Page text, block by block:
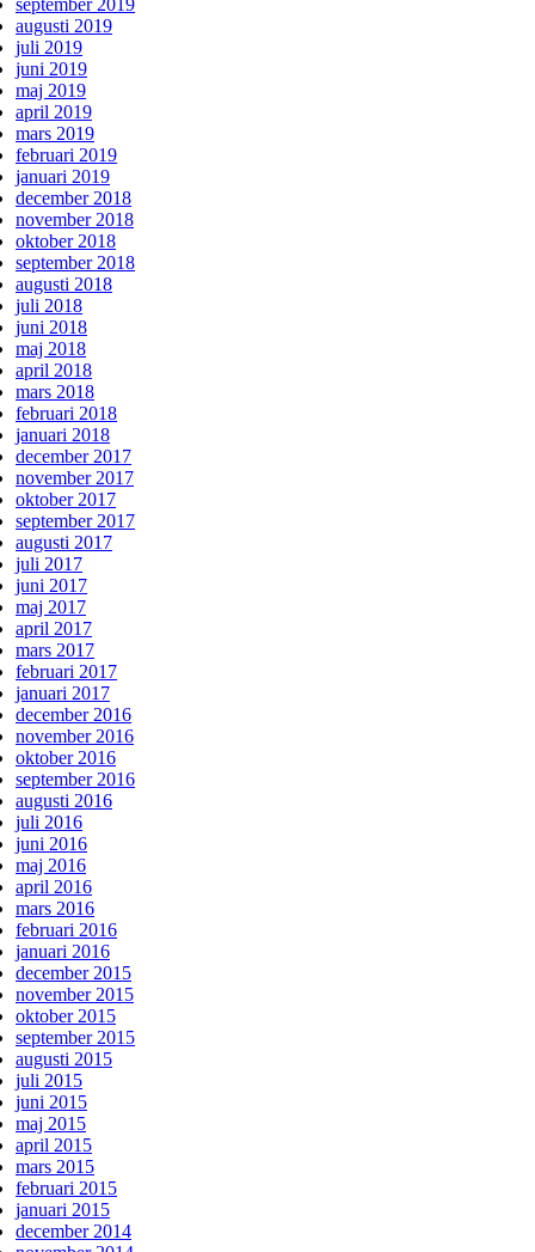
augusti 2019
juli 2019
juni 2019
maj 2019
april 2019
mars 2019
februari 2019
januari 2019
december 2018
november 2018
oktober 2018
september 2018
augusti 2018
juli 2018
juni 2018
maj 2018
april 2018
mars 2018
februari 2018
januari 2018
december 2017
november 2017
oktober 2017
september 2017
augusti 2017
juli 2017
juni 2017
maj 2017
april 2017
mars 2017
februari 2017
januari 2017
december 2016
november 2016
oktober 2016
september 2016
augusti 2016
juli 2016
juni 2016
maj 2016
april 2016
mars 2016
februari 2016
januari 2016
december 2015
november 2015
oktober 2015
september 2015
augusti 2015
juli 2015
juni 2015
maj 2015
april 2015
mars 2015
februari 2015
januari 2015
december 2014